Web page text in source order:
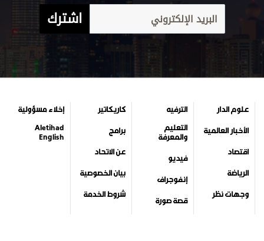
اشترك
علوم الدار
الأخبار العالمية
اقتصاد
الرياضة
وجهات نظر
الترفيه
التعليم
والمعرفة
فيديو
إنفوجراف
قصة صورة
كاريكاتير
برامج
عن الاتحاد
بيان الخصوصية
شروط الخدمة
إخلاء مسؤولية
Aletihad
English